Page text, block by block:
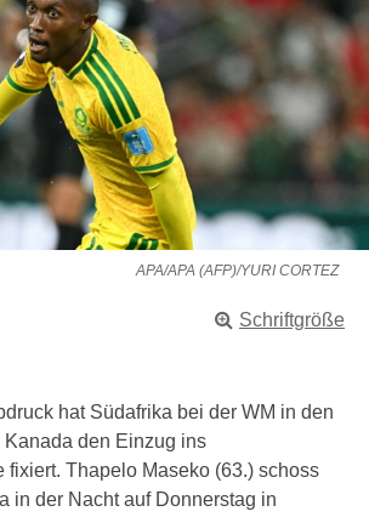
APA/APA (AFP)/YURI CORTEZ
Schriftgröße
hat Südafrika bei der WM in den
den Einzug ins
fixiert. Thapelo Maseko (63.) schoss
in der Nacht auf Donnerstag in